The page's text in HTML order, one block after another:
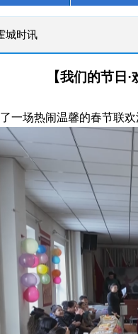
城时讯
【我们的节日
一场热闹温馨的春节联